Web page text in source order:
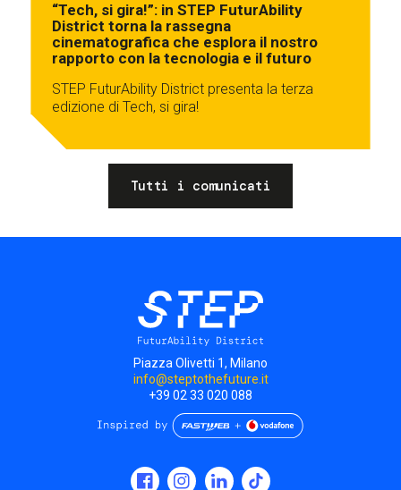
“Tech, si gira!”: in STEP FuturAbility
District torna la rassegna
cinematografica che esplora il nostro
rapporto con la tecnologia e il futuro
STEP FuturAbility District presenta la terza
edizione di Tech, si gira!
Tutti i comunicati
Piazza Olivetti 1, Milano
info@steptothefuture.it
+39 02 33 020 088